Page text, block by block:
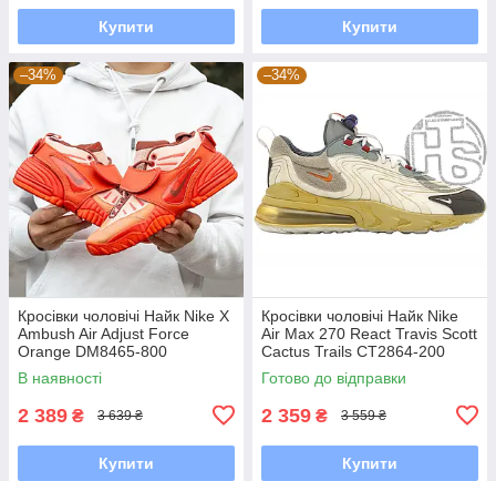
Купити Купити
–34%
Кросівки чоловічі Найк Nike X
Ambush Air Adjust Force
Orange DM8465-800
В наявності
2 389 ₴ 3 639 ₴
Купити
–34%
Кросівки чоловічі Найк Nike
Air Max 270 React Travis Scott
Cactus Trails CT2864-200
Готово до відправки
2 359 ₴ 3 559 ₴
Купити